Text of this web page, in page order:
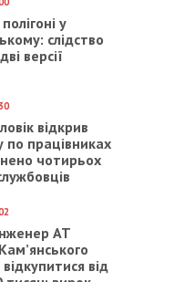
65 років не
але можуть
в страхову,
VZP.
але не оформили
отримати
у лікарів-
яких є на
. Серед них є лікарі,
російською мовами.